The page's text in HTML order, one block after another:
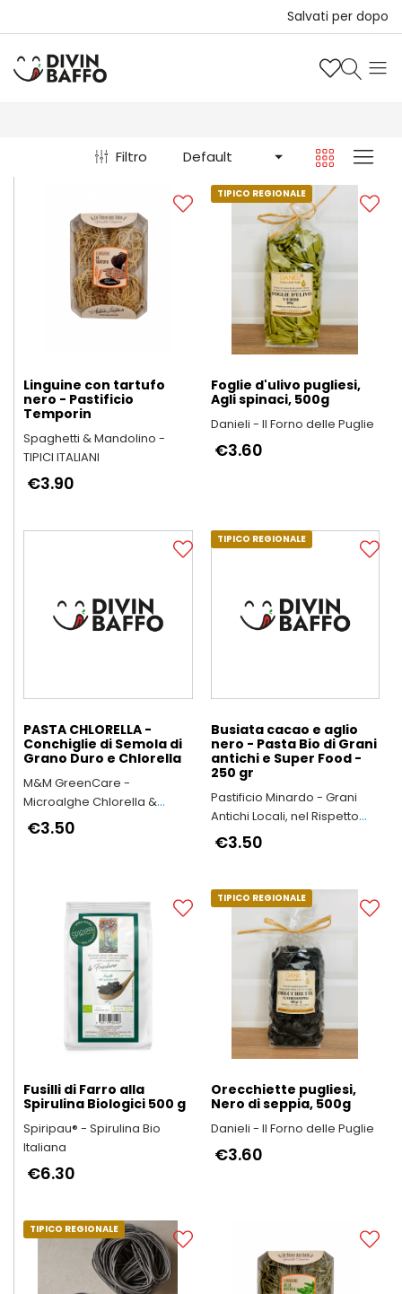
Salvati per dopo
Filtro Default
Linguine con tartufo
nero - Pastificio
Temporin
Spaghetti & Mandolino -
TIPICI ITALIANI
€3.90
TIPICO REGIONALE
Foglie d'ulivo pugliesi,
Agli spinaci, 500g
Danieli - Il Forno delle Puglie
€3.60
PASTA CHLORELLA -
Conchiglie di Semola di
Grano Duro e Chlorella
M&M GreenCare -
Microalghe Chlorella &
Spirulina
€3.50
TIPICO REGIONALE
Busiata cacao e aglio
nero - Pasta Bio di Grani
antichi e Super Food -
250 gr
Pastificio Minardo - Grani
Antichi Locali, nel Rispetto
dell’Ambiente e della Salute
delle Persone
€3.50
Fusilli di Farro alla
Spirulina Biologici 500 g
Spiripau® - Spirulina Bio
Italiana
€6.30
TIPICO REGIONALE
Orecchiette pugliesi,
Nero di seppia, 500g
Danieli - Il Forno delle Puglie
€3.60
TIPICO REGIONALE